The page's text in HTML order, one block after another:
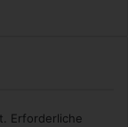
Erforderliche